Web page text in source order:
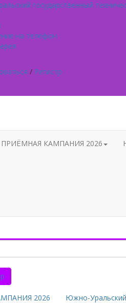
государственный
на телефон
/ Регистр
ПРИЁМНАЯ КАМПАНИЯ 2026
2026 Южно-Уральский